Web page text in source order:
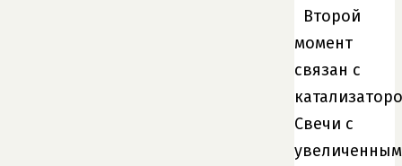
Второй
момент
связан с
Свечи с
увеличенным